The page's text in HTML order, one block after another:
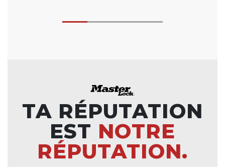
TA RÉPUTATION
EST NOTRE
RÉPUTATION.